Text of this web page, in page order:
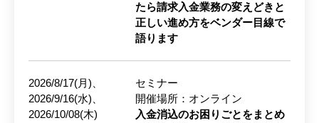
たら請求入金業務の変えどきと
正しい進め方をベンダー目線で
語ります
2026/8/17(月)、
2026/9/16(水)、
2026/10/08(木)
セミナー
開催場所：オンライン
入金消込のお困りごとをまとめ